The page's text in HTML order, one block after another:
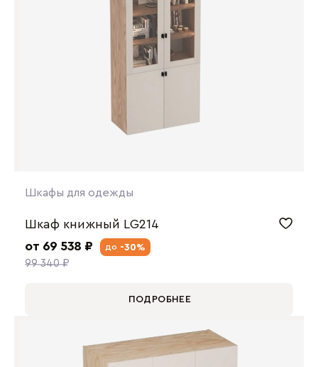
Шкафы для одежды
Шкаф книжный LG214
от 69 538 ₽
99 340 ₽
до -30%
ПОДРОБНЕЕ